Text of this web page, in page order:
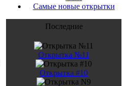
Самые новые открытки
Последние
Открытка №11
Открытка #10